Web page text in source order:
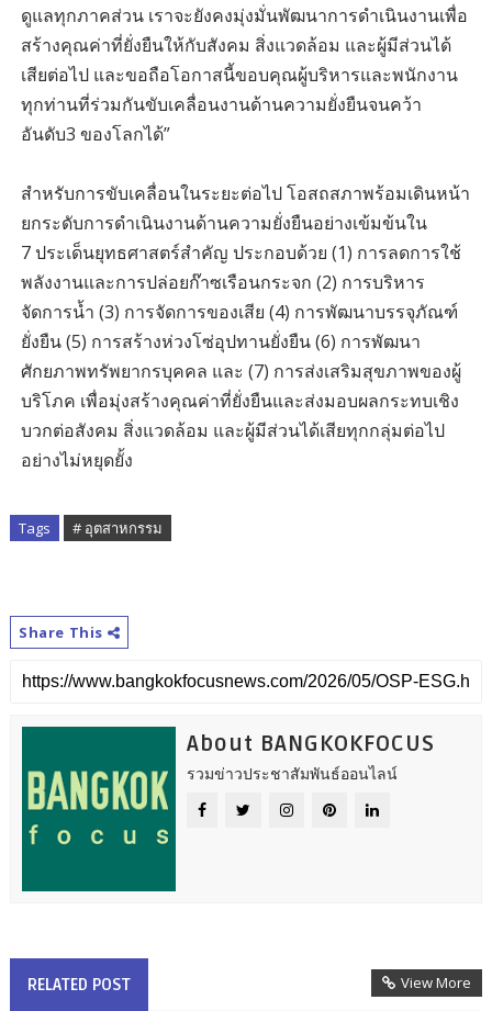
ดูแลทุกภาคส่วน เราจะยังคงมุ่งมั่นพัฒนาการดำเนินงานเพื่อ
สร้างคุณค่าที่ยั่งยืนให้กับสังคม สิ่งแวดล้อม และผู้มีส่วนได้
เสียต่อไป และขอถือโอกาสนี้ขอบคุณผู้บริหารและพนักงาน
ทุกท่านที่ร่วมกันขับเคลื่อนงานด้านความยั่งยืนจนคว้า
อันดับ3 ของโลกได้”
สำหรับการขับเคลื่อนในระยะต่อไป โอสถสภาพร้อมเดินหน้า
ยกระดับการดำเนินงานด้านความยั่งยืนอย่างเข้มข้นใน
7 ประเด็นยุทธศาสตร์สำคัญ ประกอบด้วย (1) การลดการใช้
พลังงานและการปล่อยก๊าซเรือนกระจก (2) การบริหาร
จัดการน้ำ (3) การจัดการของเสีย (4) การพัฒนาบรรจุภัณฑ์
ยั่งยืน (5) การสร้างห่วงโซ่อุปทานยั่งยืน (6) การพัฒนา
ศักยภาพทรัพยากรบุคคล และ (7) การส่งเสริมสุขภาพของผู้
บริโภค เพื่อมุ่งสร้างคุณค่าที่ยั่งยืนและส่งมอบผลกระทบเชิง
บวกต่อสังคม สิ่งแวดล้อม และผู้มีส่วนได้เสียทุกกลุ่มต่อไป
อย่างไม่หยุดยั้ง
Tags # อุตสาหกรรม
Share This
About BANGKOKFOCUS
รวมข่าวประชาสัมพันธ์ออนไลน์
RELATED POST View More